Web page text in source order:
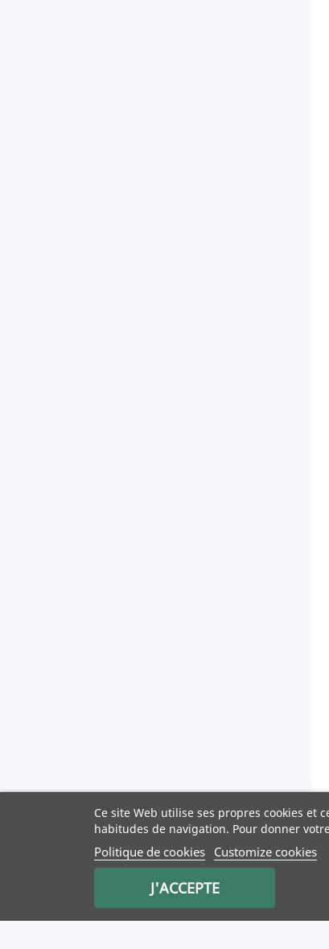
Ce site Web utilise ses propres cookies et
habitudes de navigation. Pour donner
Politique de cookies Customize cookies
J'ACCEPTE